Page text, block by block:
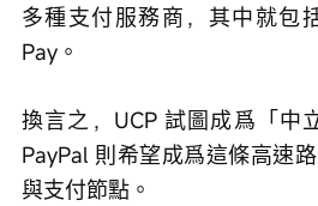
多種支付服務商，其中就包
Pay。
換言之，UCP 試圖成爲「中
PayPal 則希望成爲這條高速
與支付節點。